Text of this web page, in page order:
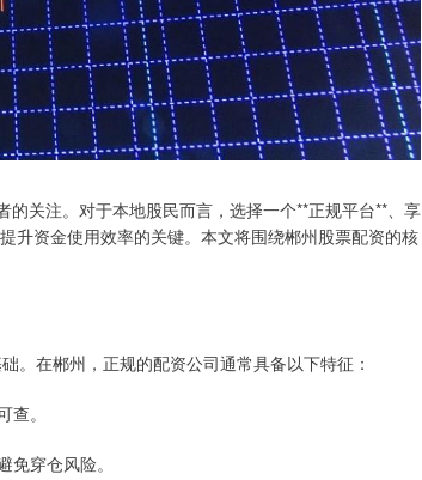
关注。对于本地股民而言，选择一个**正规平台**、享
升资金使用效率的关键。本文将围绕郴州股票配资的核
。在郴州，正规的配资公司通常具备以下特征：
。
穿仓风险。